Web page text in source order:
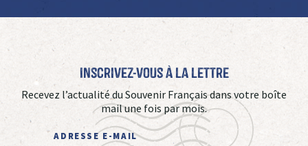
Inscrivez-vous à La Lettre
Recevez l’actualité du Souvenir Français dans votre boîte
mail une fois par mois.
ADRESSE E-MAIL